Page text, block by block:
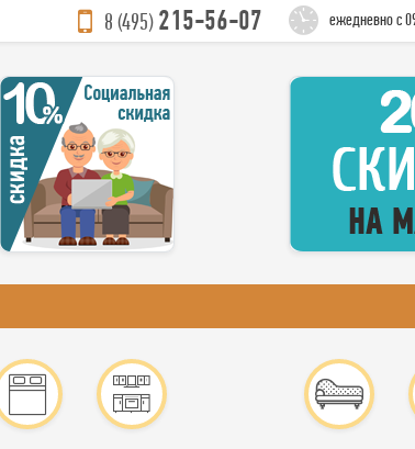
8 (495)215-56-07 ежедневно с